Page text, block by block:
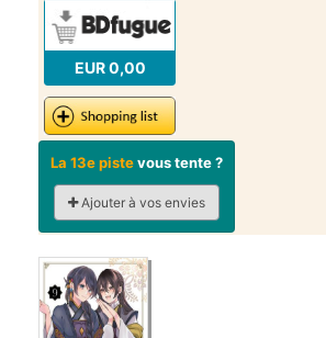
EUR 0,00
La 13e pistevous tente ?
Ajouter à vos envies